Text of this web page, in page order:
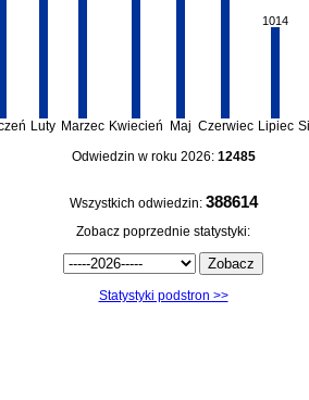
Luty Marzec Kwiecień Maj Czerwiec
1014
Lipiec
Odwiedzin w roku 2026: 12485
Wszystkich odwiedzin: 388614
Zobacz poprzednie statystyki:
Statystyki podstron >>